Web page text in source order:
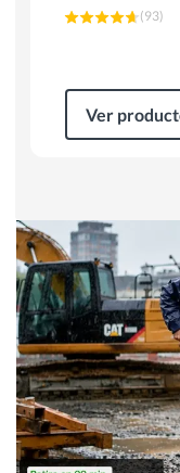
(93)
Ver